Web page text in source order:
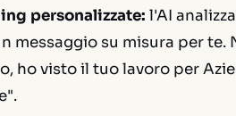
personalizzate: l'AI
messaggio su misura per
ho visto il tuo lavoro per